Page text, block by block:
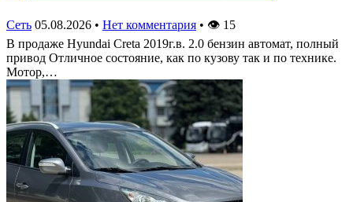
Сеть 05.08.2026 • Нет комментария • 👁 15
В продаже Hyundai Creta 2019г.в. 2.0 бензин автомат, полный
привод Отличное состояние, как по кузову так и по технике.
Мотор,…